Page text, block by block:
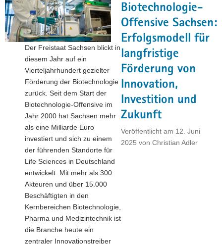
Life-
Sciences-
Branche"
Biotechnologie-
Offensive Sachsen:
Erfolgsmodell für
langfristige
Förderung von
Innovation,
Investition und
Zukunft
Veröffentlicht am 12. Juni
2025 von Christian Adler
Der Freistaat Sachsen blickt in
diesem Jahr auf ein
Vierteljahrhundert gezielter
Förderung der Biotechnologie
zurück. Seit dem Start der
Biotechnologie-Offensive im
Jahr 2000 hat Sachsen mehr
als eine Milliarde Euro
investiert und sich zu einem
der führenden Standorte für
Life Sciences in Deutschland
entwickelt. Mit mehr als 300
Akteuren und über 15.000
Beschäftigten in den
Kernbereichen Biotechnologie,
Pharma und Medizintechnik ist
die Branche heute ein
zentraler Innovationstreiber